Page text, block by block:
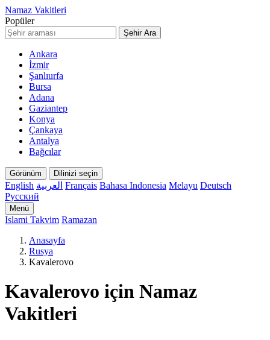
Namaz Vakitleri
Popüler
Şehir Ara
Ankara
İzmir
Şanlıurfa
Bursa
Adana
Gaziantep
Konya
Çankaya
Antalya
Bağcılar
Görünüm Dilinizi seçin
English العربية Français Bahasa Indonesia Melayu Deutsch
Русский
Menü
Islami Takvim Ramazan
Anasayfa
Rusya
Kavalerovo
Kavalerovo için Namaz
Vakitleri